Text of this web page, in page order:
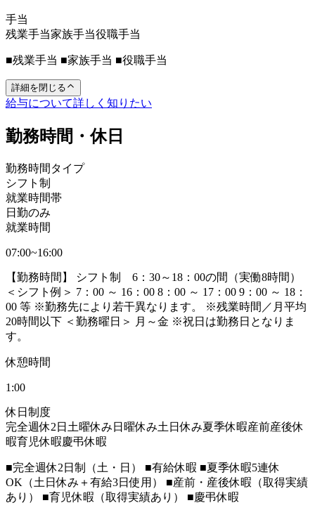
手当
残業手当家族手当役職手当
■残業手当 ■家族手当 ■役職手当
詳細を閉じる
給与について詳しく知りたい
勤務時間・休日
勤務時間タイプ
シフト制
就業時間帯
日勤のみ
就業時間
07:00~16:00
【勤務時間】 シフト制 6：30～18：00の間（実働8時間）
＜シフト例＞ 7：00 ～ 16：00 8：00 ～ 17：00 9：00 ～ 18：
00 等 ※勤務先により若干異なります。 ※残業時間／月平均
20時間以下 ＜勤務曜日＞ 月～金 ※祝日は勤務日となりま
す。
休憩時間
1:00
休日制度
完全週休2日 土曜休み 日曜休み土日休み夏季休暇産前産後休
暇育児休暇慶弔休暇
■完全週休2日制（土・日） ■有給休暇 ■夏季休暇5連休
OK（土日休み＋有給3日使用） ■産前・産後休暇（取得実績
あり） ■育児休暇（取得実績あり） ■慶弔休暇